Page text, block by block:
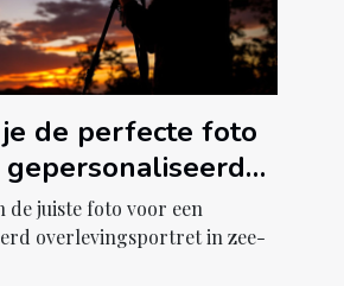
je de perfecte foto
in zee-
de juiste foto voor een
overlevingsportret in zee-